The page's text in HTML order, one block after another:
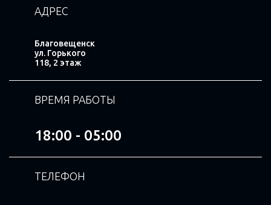
АДРЕС
Благовещенск
ул. Горького
118, 2 этаж
ВРЕМЯ РАБОТЫ
18:00 - 05:00
ТЕЛЕФОН